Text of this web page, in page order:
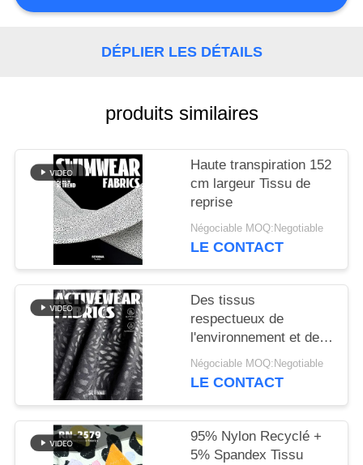
DU
SITE
PRIVACY
POLICY
DÉPLIER LES DÉTAILS
produits similaires
Haute transpiration 152
cm largeur Tissu de
reprise
Négociable MOQ:Negotiable
LE CONTACT
Des tissus
respectueux de
l'environnement et de
haute performance
débloquent le potentiel
Négociable MOQ:Negotiable
LE CONTACT
95% Nylon Recyclé +
5% Spandex Tissu